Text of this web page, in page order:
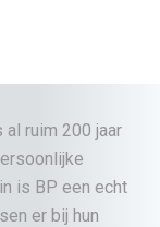
ruim 200 jaar
is BP een echt
er bij hun